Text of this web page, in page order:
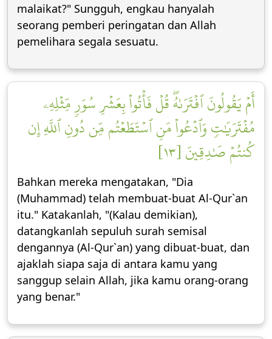
malaikat?" Sungguh, engkau hanyalah
seorang pemberi peringatan dan Allah
pemelihara segala sesuatu.
أَمۡ يَقُولُونَ ٱفۡتَرَىٰهُۖ قُلۡ فَأۡتُواْ بِعَشۡرِ سُوَرٖ مِّثۡلِهِۦ
مُفۡتَرَيَٰتٖ وَٱدۡعُواْ مَنِ ٱسۡتَطَعۡتُم مِّن دُونِ ٱللَّهِ إِن
كُنتُمۡ صَٰدِقِينَ [١٣]
Bahkan mereka mengatakan, "Dia
(Muhammad) telah membuat-buat Al-Qur`an
itu." Katakanlah, "(Kalau demikian),
datangkanlah sepuluh surah semisal
dengannya (Al-Qur`an) yang dibuat-buat, dan
ajaklah siapa saja di antara kamu yang
sanggup selain Allah, jika kamu orang-orang
yang benar."